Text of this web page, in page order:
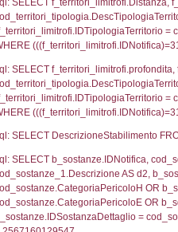
sql: SELECT
AND
sql: SELECT
WHERE